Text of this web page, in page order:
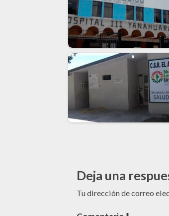
Deja una
Tu dirección de correo